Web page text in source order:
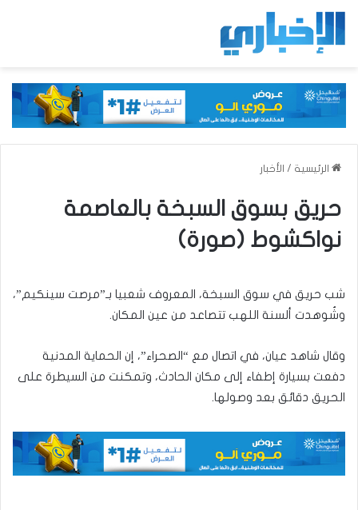
الرئيسية / الأخبار
حريق بسوق السبخة بالعاصمة
نواكشوط (صورة)
شب حريق في سوق السبخة، المعروف شعبيا بـ”مرصت سينكيم”،
وشُوهدت ألسنة اللهب تتصاعد من عين المكان.
وقال شاهد عيان، في اتصال مع “الصحراء”، إن الحماية المدنية
دفعت بسيارة إطفاء إلى مكان الحادث، وتمكنت من السيطرة على
الحريق دقائق بعد وصولها.